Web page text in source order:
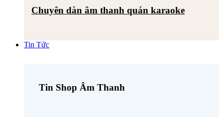
Chuyên dàn âm thanh quán karaoke
Tin Tức
Tin Shop Âm Thanh